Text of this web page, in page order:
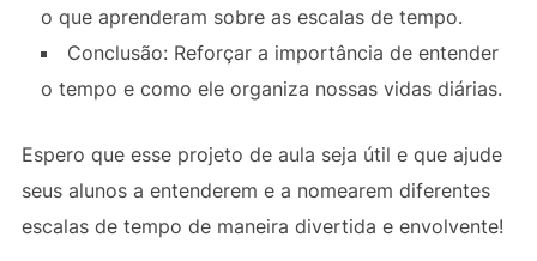
o que aprenderam sobre as escalas de tempo.
Conclusão: Reforçar a importância de entender
o tempo e como ele organiza nossas vidas diárias.
Espero que esse projeto de aula seja útil e que ajude
seus alunos a entenderem e a nomearem diferentes
escalas de tempo de maneira divertida e envolvente!